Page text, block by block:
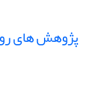
پژوهش های